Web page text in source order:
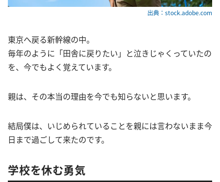
出典：stock.adobe.com
東京へ戻る新幹線の中。
毎年のように「田舎に戻りたい」と泣きじゃくっていたの
を、今でもよく覚えています。
親は、その本当の理由を今でも知らないと思います。
結局僕は、いじめられていることを親には言わないまま今
日まで過ごして来たのです。
学校を休む勇気